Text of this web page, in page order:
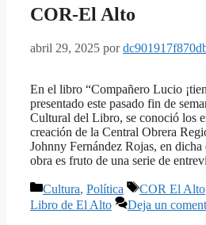
COR-El Alto
abril 29, 2025 por
En el libro “Compañero Lucio
presentado este pasado fin de
Cultural del Libro, se conoció los
creación de la Central Obrera
Johnny Fernández Rojas, en
obra es fruto de una serie de
Categorías
Cultura, Política Etiquetas
COR El Alto
Libro de El Alto
Deja un